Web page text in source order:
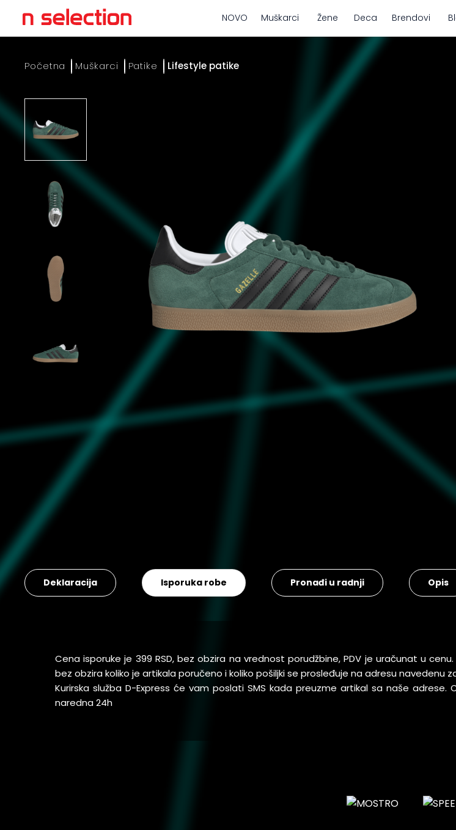
NOVO Muškarci Žene Deca Brendovi
Početna Muškarci Patike Lifestyle patike
Deklaracija Isporuka robe Pronađi u radnji Opis
Cena isporuke je 399 RSD, bez obzira na vrednost porudžbine, PDV je uračunat u
bez obzira koliko je artikala poručeno i koliko pošiljki se prosleđuje na adresu navedenu
Kurirska služba D-Express će vam poslati SMS kada preuzme artikal sa naše
naredna 24h